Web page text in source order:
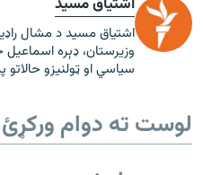
اشتیاق مسید د مشال
وزیرستان، ډېره
سیاسي او ټولنیزو حالاتو
لوست ته دوام ورکړئ